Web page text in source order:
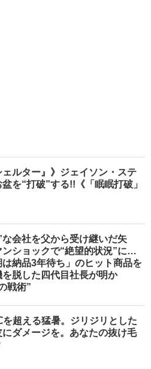
ェルター』》ジェイソン・ステ
を“打破”する!!《「眠眠打破」
な会社を父から受け継いだ矢
ンショックで“絶望的状況”に…
納品3年待ち」のヒット商品を
脱した四代目社長が明か
戦術”
超える猛暑。ジリジリとした
ダメージを。あなたの抜け毛